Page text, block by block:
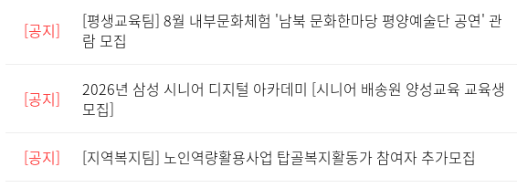
[공지]
[평생교육팀] 8월 내부문화체험 '남북 문화한마당 평양예술단 공연' 관
람 모집
[공지]
2026년 삼성 시니어 디지털 아카데미 [시니어 배송원 양성교육 교육생
모집]
[공지] [지역복지팀] 노인역량활용사업 탑골복지활동가 참여자 추가모집